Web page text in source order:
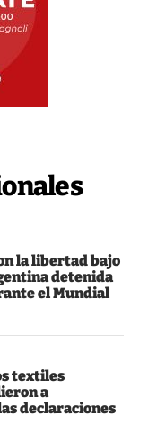
la libertad bajo
detenida
el Mundial
textiles
a
declaraciones